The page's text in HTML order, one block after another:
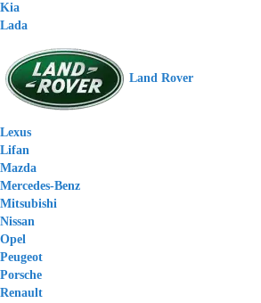
Kia
Lada
Land Rover
Lexus
Lifan
Mazda
Mercedes-Benz
Mitsubishi
Nissan
Opel
Peugeot
Porsche
Renault